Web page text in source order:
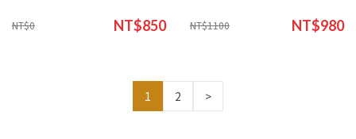
NT$0 NT$850 NT$1100 NT$980
1 2 >